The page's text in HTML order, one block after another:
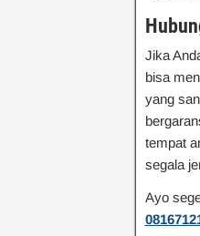
Jika
bisa
yang
tempat
segala
Ayo